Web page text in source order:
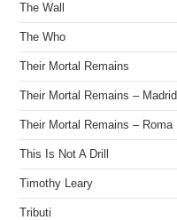
The Wall
The Who
Their Mortal Remains
Their Mortal Remains – Madrid
Their Mortal Remains – Roma
This Is Not A Drill
Timothy Leary
Tributi